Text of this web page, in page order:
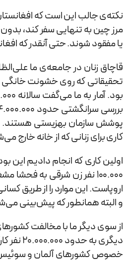
نکته‌ی جالب این است که
مرز چین به تنهایی سفر کند،
یا مفقود شوند. حتی آنقدر که
قاچاق زنان در جامعه‌ی ما
تحقیقاتی که روی خشونت خانگی و
کاری برای زنانی که از خانه خارج
100.000 نفر زن شرقی به
اروپاست. این موارد را از طریق
و البته همانطور كه پيش‌بينی
خصوص کشورهای آلمان و سوئیس